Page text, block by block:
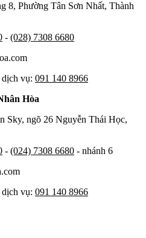
8, Phường Tân Sơn Nhất, Thành
- (028) 7308 6680
dịch vụ: 091 140 8966
Hòa
Sky, ngõ 26 Nguyễn Thái Học,
- (024) 7308 6680 - nhánh 6
dịch vụ: 091 140 8966